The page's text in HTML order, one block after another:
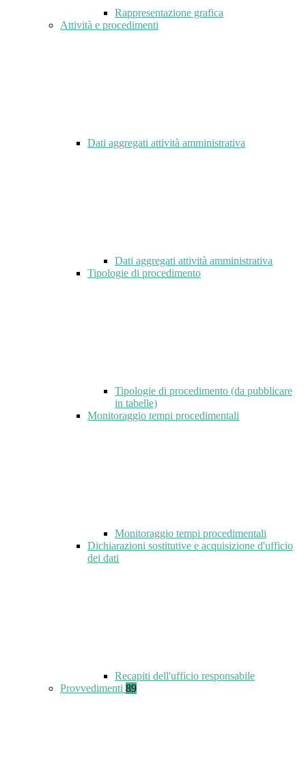
Rappresentazione grafica
Attività e procedimenti
Dati aggregati attività amministrativa
Dati aggregati attività amministrativa
Tipologie di procedimento
Tipologie di procedimento (da pubblicare
in tabelle)
Monitoraggio tempi procedimentali
Monitoraggio tempi procedimentali
Dichiarazioni sostitutive e acquisizione d'ufficio
dei dati
Recapiti dell'ufficio responsabile
Provvedimenti 89